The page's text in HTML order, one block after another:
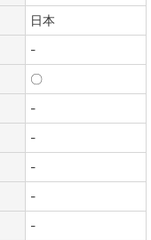
日本
-
〇
-
-
-
-
-